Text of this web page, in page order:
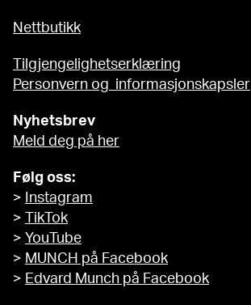
Nettbutikk
Tilgjengelighetserklæring
Personvern og informasjonskapsler
Nyhetsbrev
Meld deg på her
Følg oss:
>
Instagram
>
TikTok
> YouTube
> MUNCH på Facebook
> Edvard Munch på Facebook